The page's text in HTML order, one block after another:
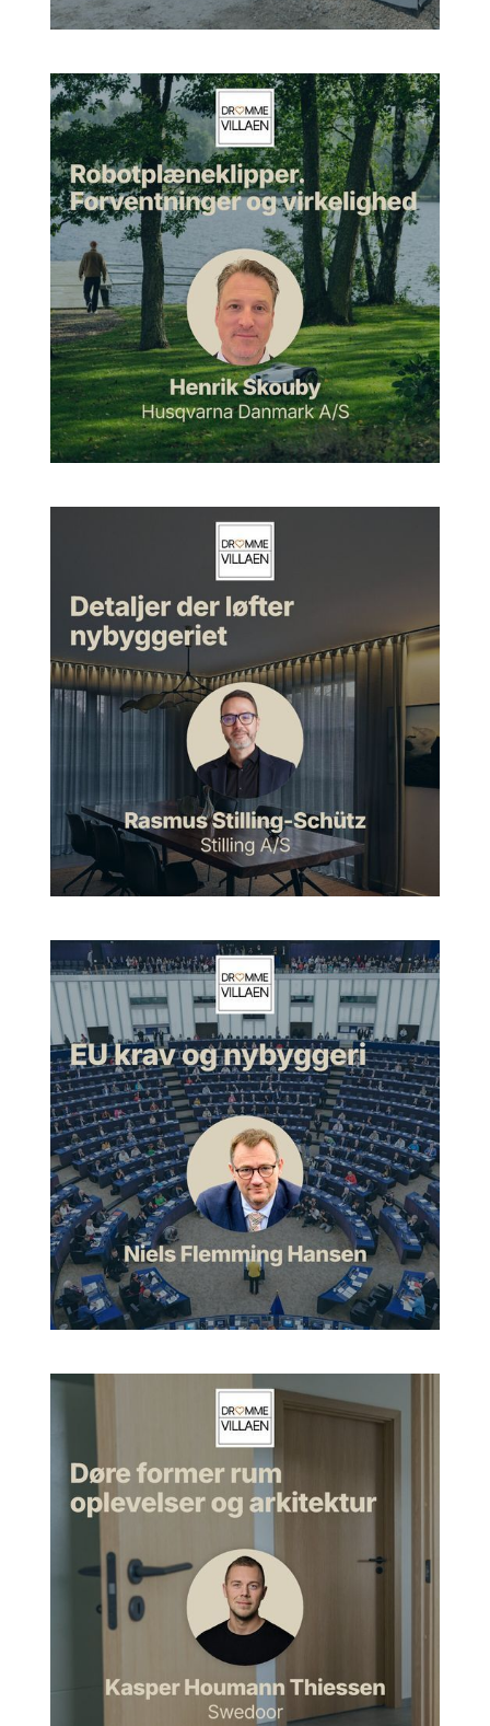
Jesper:Jeg tror, det ville være en proces, der ville være så
færdig med det. Jeg tror simpelthen ikke, jeg ville være i stand
til at tage de endelige beslutninger. Jeg tror, jeg vil være bedre
til at tegne for andre og så tage beslutninger på andres vegne
end på min egen.
Fra designinteresse til arkitektur
Morten:Men lad os lige høre din indflyvning. Hvorfor var det
arkitekturen eller arkitektfaget, som blev din levevej egentlig?
Jesper:Jamen, det startede egentlig relativt kort efter
gymnasiet, at jeg fik sådan en interesse for design og danske
møbler. Så jeg begyndte at studere ekstremt meget de her
danske møbelklassikere, som vi jo alle sammen kender. Det
gjorde man ikke så meget i dengang. Det var så langt tilbage,
og jeg begyndte at opkøbe nogle af de her gamle møbler og
sådan nogle ting. Dengang kostede de jo ingenting, men det
er jo så kommet efter.
Jesper:Jeg kan huske, jeg købte, jeg tror, det første, det
i 90'erne, tror jeg nok faktisk det er. Og så fandt den bare ind
til at sige, hvad fanden var det, de der stole kunne. Jeg
syntes, det var sådan ekstremt elegante, men jeg havde ikke
set dem ret meget i forhold til, hvordan man profilerer dem i
dag. Og så begyndte jeg ligesom at komme ind omkring det
her dansk design og fik hele historien sådan ind bagved, og
hvordan tingene havde udviklet sig igennem
industrialiseringen og hele de her danske møbelklassikere og
efterkrigsmøblerne og hele den her historie.
Jesper:
Og det var ligesom det, der afstedkom, at jeg skulle i
hvert fald i den her retning. Og så endte jeg jo på en
uddannelse, en ny uddannelse, som jeg overvejede, om jeg
skulle til København eller Aarhus, og så åbnede den her nye
uddannelse, som var sådan lidt mere en teknisk uddannelse
omkring design og arkitektur i Aalborg. Så tænkte jeg, det må
være mit. Det gav selvfølgelig også den lidt mere tekniske
tilgang til det. Så den hoppede jeg på og blev færdiguddannet
heroppe. Selvfølgelig med en lille afstikker til Kunstakademiet i
Jesper:Og så startede jeg op som, jeg skulle selvfølgelig
være industriel designer på det tidspunkt, men da jeg ligesom
fik en intro til arkitektur, som var ret nyt for mig på en eller
anden måde, så gav det lige pludselig bare meget bedre
mening. Tingene kunne bruges på en helt anden måde,
meget mere bestandigt og vedvarende, og man kunne være
med til at skabe byrum omkring en. Det var ekstremt
tiltrækkende for mig.
Morten:Ja, lige præcis. Jeg skiftede lige fra en lille skala til en
lidt større.
Hvad betyder det egentlig, at
noget er tidløst?
Morten:Og det hænger jo også rigtig godt sammen med den
samtale, vi skal have i dag, det her med arkitektur i en tidløs
streg, fordi nogle af de møbelklassikere, som du nævner, det
Jamen, tidløst, det er sådan et ord, som man bruger
meget, men der er jo ikke noget, der er tidløst. Alting bliver jo
skabt i en tid. Og det tror jeg også lidt er vores tilgang til det at
skabe arkitektur, at det, som vi laver i dag, det skal jo være
noget, der repræsenterer den tid, vi lever i. Vi skal jo ikke
tegne noget, der repræsenterer en tid, som vores forældre
Tingene skal ikke som sådan være tidløse
nødvendigvis. Tingene må gerne kunne afspejle en tid uden
at blive grimme over tid. Det er måske i virkeligheden det, det
handler om. Kan vi holde ud at se på det over tid? Det er ikke
ensbetydende med, bare fordi vi kan det, så er det ikke
ensbetydende med, at det er tidløst.
Jeg vil heller ikke nødvendigvis sige, nu snakker jeg